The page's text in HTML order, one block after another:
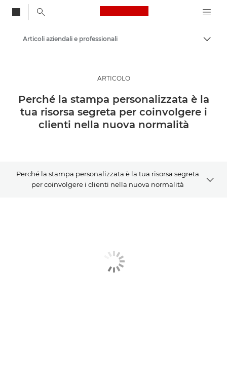
Canon Logo, back
Approfondimenti
Articoli aziendali e professionali
ARTICOLO
Perché la stampa personalizzata è la
tua risorsa segreta per coinvolgere i
clienti nella nuova normalità
Perché la stampa personalizzata è la tua risorsa segreta
per coinvolgere i clienti nella nuova normalità